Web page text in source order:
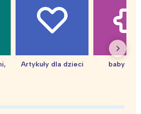
Artykuły dla dzieci baby
Śląsk
Kraków
Północ
Wszystkie